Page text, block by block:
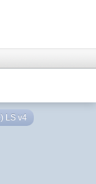
LS v4